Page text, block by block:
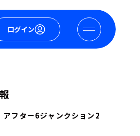
ログイン
アフター6ジャンクション2